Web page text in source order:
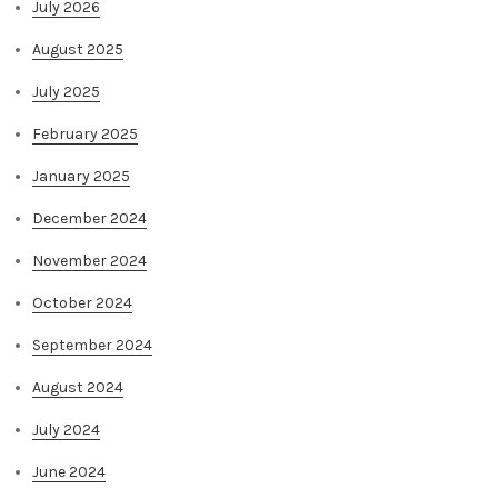
July 2026
August 2025
July 2025
February 2025
January 2025
December 2024
November 2024
October 2024
September 2024
August 2024
July 2024
June 2024